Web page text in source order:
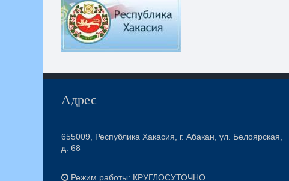
Адрес
655009, Республика Хакасия, г. Абакан, ул. Белоярская,
д. 68
Режим работы: КРУГЛОСУТОЧНО